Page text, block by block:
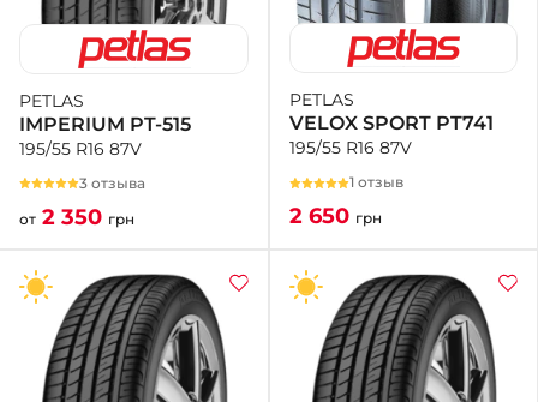
+38 (077) 7-184-184
- Донецкое шоссе
+38 (050)-911-911-2
- Щепкина
+38 (099)-643-33-77
- Тополь
+38 (068)-923-74-19
- Калиновая
PETLAS
IMPERIUM PT-515
195/55 R16 87V
3 отзыва
от 2 350 грн
PETLAS
VELOX SPORT PT741
195/55 R16 87V
1 отзыв
2 650 грн